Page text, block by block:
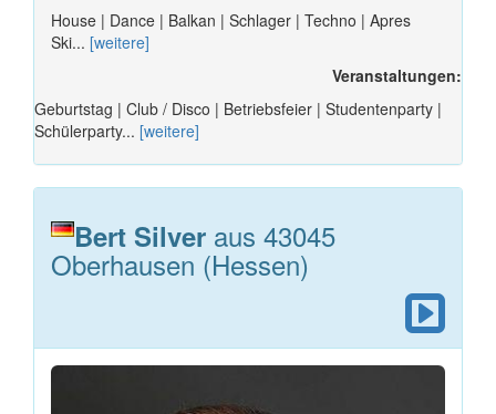
House | Dance | Balkan | Schlager | Techno | Apres
Ski... [weitere]
Veranstaltungen:
Geburtstag | Club / Disco | Betriebsfeier | Studentenparty |
Schülerparty... [weitere]
Bert Silver aus 43045
Oberhausen (Hessen)